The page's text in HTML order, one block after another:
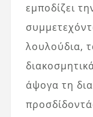
εμποδίζει
λουλούδια,
άψογα τη